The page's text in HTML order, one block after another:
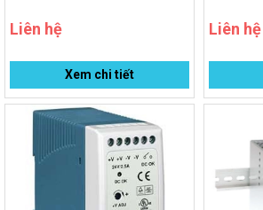
Liên hệ
Xem chi tiết
Liên hệ